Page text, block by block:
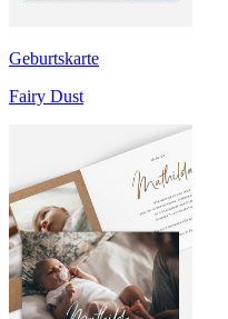
Geburtskarte
Fairy Dust